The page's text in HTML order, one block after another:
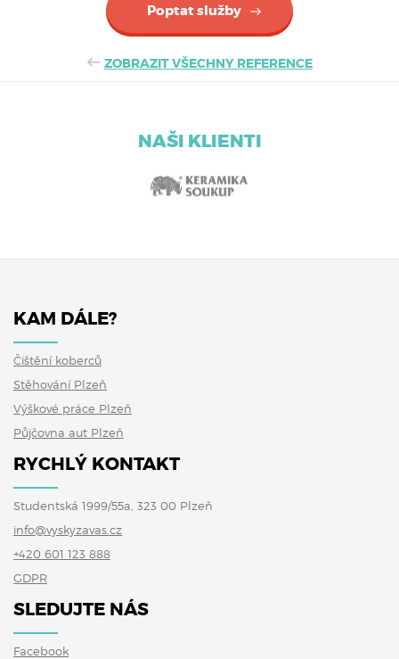
Poptat služby
ZOBRAZIT VŠECHNY REFERENCE
NAŠI KLIENTI
KAM DÁLE?
Čištění koberců
Stěhování Plzeň
Výškové práce Plzeň
Půjčovna aut Plzeň
RYCHLÝ KONTAKT
Studentská 1999/55a, 323 00 Plzeň
info@vyskyzavas.cz
+420 601 123 888
GDPR
SLEDUJTE NÁS
Facebook